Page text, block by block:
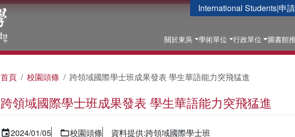
International Students|申
關於東吳 學術單位 行政單位 圖書館
首頁 校園頭條 跨領域國際學士班成果發表 學生華語能力突飛猛進
跨領域國際學士班成果發表 學生華語能力突飛猛進
2024/01/05 校園頭條 資料提供:跨領域國際學士班